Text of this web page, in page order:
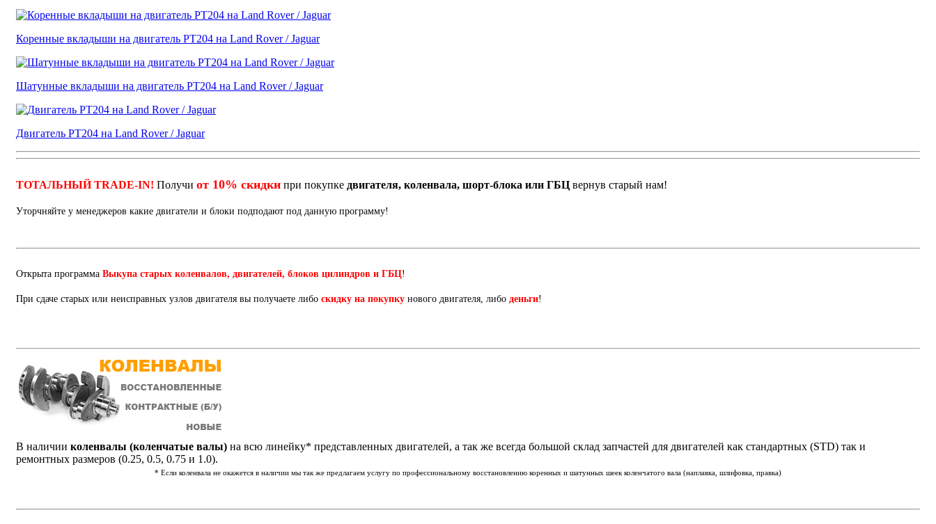
Коренные вкладыши на двигатель PT204 на Land Rover / Jaguar
Шатунные вкладыши на двигатель PT204 на Land Rover / Jaguar
Двигатель PT204 на Land Rover / Jaguar
ТОТАЛЬНЫЙ TRADE-IN! Получи от 10% скидки при покупке двигателя, коленвала, шорт-блока или ГБЦ вернув старый нам!
Уторчняйте у менеджеров какие двигатели и блоки подподают под данную программу!
Открыта программа Выкупа старых коленвалов, двигателей, блоков цилиндров и ГБЦ!
При сдаче старых или неисправных узлов двигателя вы получаете либо скидку на покупку нового двигателя, либо деньги!
В наличии коленвалы (коленчатые валы) на всю линейку* представленных двигателей, а так же всегда большой склад запчастей для двигателей как стандартных (STD) так и
ремонтных размеров (0.25, 0.5, 0.75 и 1.0).
* Если коленвала не окажется в наличии мы так же предлагаем услугу по профессиональному восстановлению коренных и шатунных шеек коленчатого вала (наплавка, шлифовка, правка)